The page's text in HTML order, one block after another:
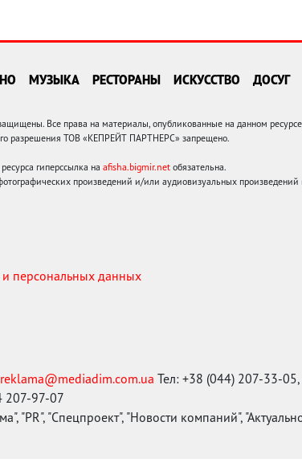
МУЗЫКА РЕСТОРАНЫ ИСКУССТВО ДОСУГ
Все права на материалы, опубликованные на данном
разрешения ТОВ «КЕПРЕЙТ ПАРТНЕРС» запрещено.
гиперссылка на afisha.bigmir.net обязательна.
произведений и/или аудиовизуальных произведений
персональных данных
reklama@mediadim.com.ua Тел: +38 (044) 207-33-
207-97-07
"PR", "Спецпроект", "Новости компаний",